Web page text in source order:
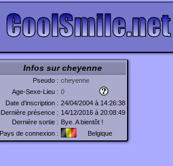
Infos sur cheyenne
Pseudo : cheyenne
Age-Sexe-Lieu : 0
Date d'inscription : 24/04/2004 à 14:26:38
Dernière présence : 14/12/2016 à 20:08:49
Dernière sortie : Bye. A bientôt !
Pays de connexion :
Belgique